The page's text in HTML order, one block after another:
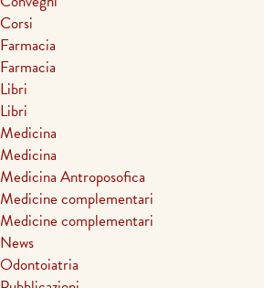
Corsi
Farmacia
Farmacia
Libri
Libri
Medicina
Medicina
Medicina Antroposofica
Medicine complementari
Medicine complementari
News
Odontoiatria